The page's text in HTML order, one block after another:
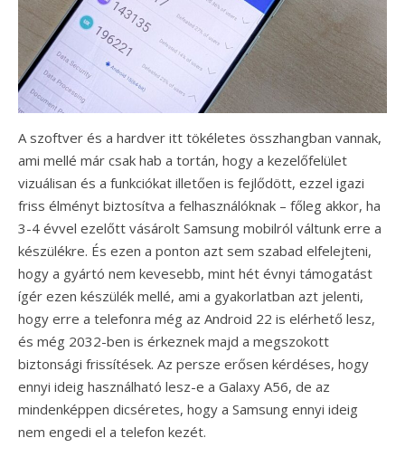
A szoftver és a hardver itt tökéletes összhangban vannak,
ami mellé már csak hab a tortán, hogy a kezelőfelület
vizuálisan és a funkciókat illetően is fejlődött, ezzel igazi
friss élményt biztosítva a felhasználóknak – főleg akkor, ha
3-4 évvel ezelőtt vásárolt Samsung mobilról váltunk erre a
készülékre. És ezen a ponton azt sem szabad elfelejteni,
hogy a gyártó nem kevesebb, mint hét évnyi támogatást
ígér ezen készülék mellé, ami a gyakorlatban azt jelenti,
hogy erre a telefonra még az Android 22 is elérhető lesz,
és még 2032-ben is érkeznek majd a megszokott
biztonsági frissítések. Az persze erősen kérdéses, hogy
ennyi ideig használható lesz-e a Galaxy A56, de az
mindenképpen dicséretes, hogy a Samsung ennyi ideig
nem engedi el a telefon kezét.